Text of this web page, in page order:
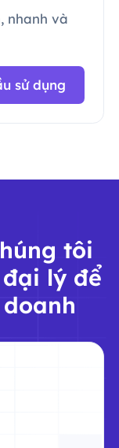
nhanh và
sử dụng
tôi
lý để